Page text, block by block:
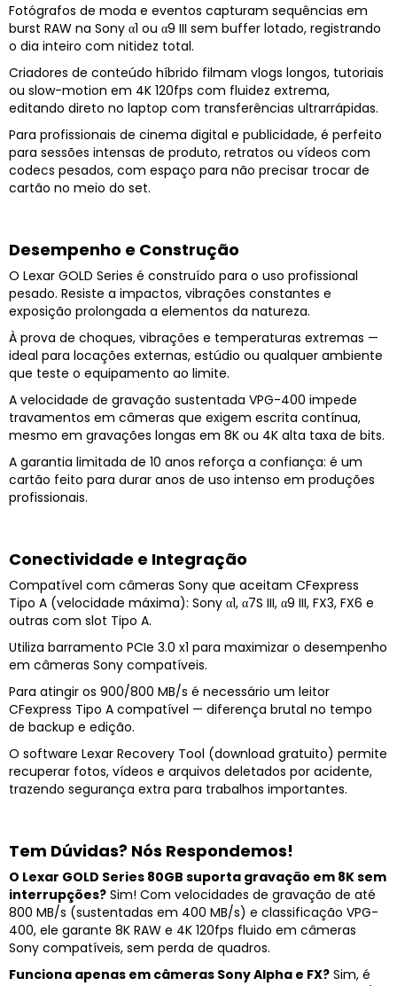
Fotógrafos de moda e eventos capturam sequências em
burst RAW na Sony α1 ou α9 III sem buffer lotado, registrando
o dia inteiro com nitidez total.
Criadores de conteúdo híbrido filmam vlogs longos, tutoriais
ou slow-motion em 4K 120fps com fluidez extrema,
editando direto no laptop com transferências ultrarrápidas.
Para profissionais de cinema digital e publicidade, é perfeito
para sessões intensas de produto, retratos ou vídeos com
codecs pesados, com espaço para não precisar trocar de
cartão no meio do set.
Desempenho e Construção
O Lexar GOLD Series é construído para o uso profissional
pesado. Resiste a impactos, vibrações constantes e
exposição prolongada a elementos da natureza.
À prova de choques, vibrações e temperaturas extremas —
ideal para locações externas, estúdio ou qualquer ambiente
que teste o equipamento ao limite.
A velocidade de gravação sustentada VPG-400 impede
travamentos em câmeras que exigem escrita contínua,
mesmo em gravações longas em 8K ou 4K alta taxa de bits.
A garantia limitada de 10 anos reforça a confiança: é um
cartão feito para durar anos de uso intenso em produções
profissionais.
Conectividade e Integração
Compatível com câmeras Sony que aceitam CFexpress
Tipo A (velocidade máxima): Sony α1, α7S III, α9 III, FX3, FX6 e
outras com slot Tipo A.
Utiliza barramento PCIe 3.0 x1 para maximizar o desempenho
em câmeras Sony compatíveis.
Para atingir os 900/800 MB/s é necessário um leitor
CFexpress Tipo A compatível — diferença brutal no tempo
de backup e edição.
O software Lexar Recovery Tool (download gratuito) permite
recuperar fotos, vídeos e arquivos deletados por acidente,
trazendo segurança extra para trabalhos importantes.
Tem Dúvidas? Nós Respondemos!
O Lexar GOLD Series 80GB suporta gravação em 8K sem
interrupções? Sim! Com velocidades de gravação de até
800 MB/s (sustentadas em 400 MB/s) e classificação VPG-
400, ele garante 8K RAW e 4K 120fps fluido em câmeras
Sony compatíveis, sem perda de quadros.
Funciona apenas em câmeras Sony Alpha e FX? Sim, é